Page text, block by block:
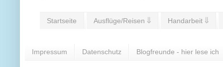
Startseite Ausflüge/Reisen ⇓ Handarbeit ⇓
Impressum Datenschutz Blogfreunde - hier lese ich